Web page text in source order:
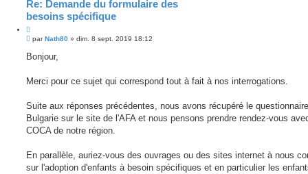
n
l
Re: Demande du formulaire des
besoins spécifique
M
s
g
o
l
u
parNath80 » dim. 8 sept. 2019 18:12
Bonjour,
Merci pour ce sujet qui correspond tout à fait à nos interrogations.
Suite aux réponses précédentes, nous avons récupéré le
Bulgarie sur le site de l'AFA et nous pensons prendre rendez-vous
COCA de notre région.
En parallèle, auriez-vous des ouvrages ou des sites internet à nous
sur l'adoption d'enfants à besoin spécifiques et en particulier les